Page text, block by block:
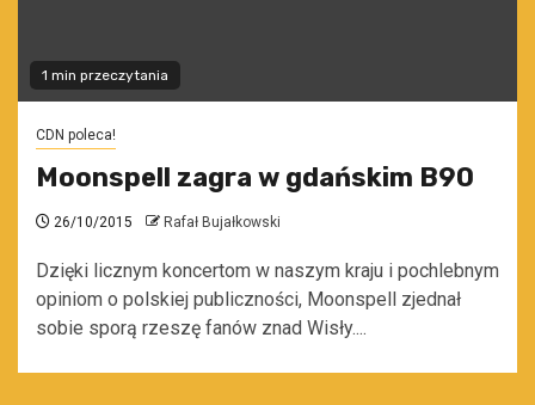
1 min przeczytania
CDN poleca!
Moonspell zagra w gdańskim B90
26/10/2015 Rafał Bujałkowski
Dzięki licznym koncertom w naszym kraju i pochlebnym
opiniom o polskiej publiczności, Moonspell zjednał
sobie sporą rzeszę fanów znad Wisły....